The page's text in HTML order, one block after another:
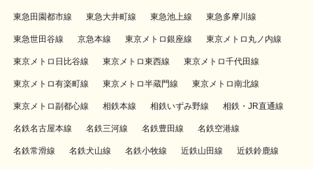
東急田園都市線 東急大井町線 東急池上線 東急多摩川線
東急世田谷線 京急本線 東京メトロ銀座線 東京メトロ丸ノ内線
東京メトロ日比谷線 東京メトロ東西線 東京メトロ千代田線
東京メトロ有楽町線 東京メトロ半蔵門線 東京メトロ南北線
東京メトロ副都心線 相鉄本線 相鉄いずみ野線 相鉄・JR直通線
名鉄名古屋本線 名鉄三河線 名鉄豊田線 名鉄空港線
名鉄常滑線 名鉄犬山線 名鉄小牧線 近鉄山田線 近鉄鈴鹿線